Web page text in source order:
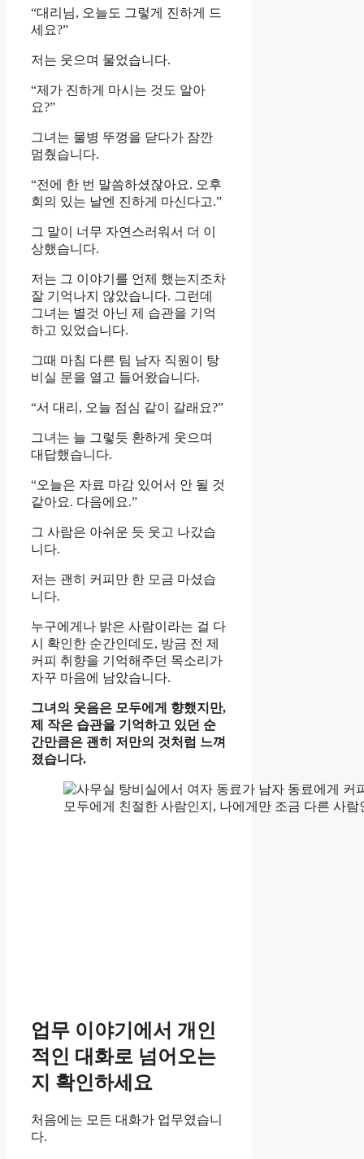
“대리님, 오늘도 그렇게 진하게 드
세요?”
저는 웃으며 물었습니다.
“제가 진하게 마시는 것도 알아
요?”
그녀는 물병 뚜껑을 닫다가 잠깐
멈췄습니다.
“전에 한 번 말씀하셨잖아요. 오후
회의 있는 날엔 진하게 마신다고.”
그 말이 너무 자연스러워서 더 이
상했습니다.
저는 그 이야기를 언제 했는지조차
잘 기억나지 않았습니다. 그런데
그녀는 별것 아닌 제 습관을 기억
하고 있었습니다.
그때 마침 다른 팀 남자 직원이 탕
비실 문을 열고 들어왔습니다.
“서 대리, 오늘 점심 같이 갈래요?”
그녀는 늘 그렇듯 환하게 웃으며
대답했습니다.
“오늘은 자료 마감 있어서 안 될 것
같아요. 다음에요.”
그 사람은 아쉬운 듯 웃고 나갔습
니다.
저는 괜히 커피만 한 모금 마셨습
니다.
누구에게나 밝은 사람이라는 걸 다
시 확인한 순간인데도, 방금 전 제
커피 취향을 기억해주던 목소리가
자꾸 마음에 남았습니다.
그녀의 웃음은 모두에게 향했지만,
제 작은 습관을 기억하고 있던 순
간만큼은 괜히 저만의 것처럼 느껴
졌습니다.
모두에게 친절한 사람인지, 나에게만 조금 다른 사
업무 이야기에서 개인
적인 대화로 넘어오는
지 확인하세요
처음에는 모든 대화가 업무였습니
다.